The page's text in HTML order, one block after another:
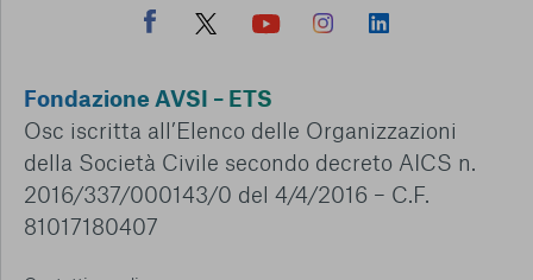
Fondazione AVSI – ETS
Osc iscritta all’Elenco delle Organizzazioni
della Società Civile secondo decreto AICS n.
2016/337/000143/0 del 4/4/2016 – C.F.
81017180407